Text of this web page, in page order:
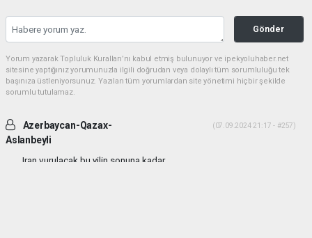
Gönder
Yorum yazarak Topluluk Kuralları’nı kabul etmiş bulunuyor ve ipekyoluhaber.net
sitesine yaptığınız yorumunuzla ilgili doğrudan veya dolaylı tüm sorumluluğu tek
başınıza üstleniyorsunuz. Yazılan tüm yorumlardan site yönetimi hiçbir şekilde
sorumlu tutulamaz.
Azerbaycan-Qazax-
Aslanbeyli
(07.09.2024 21:17 - #257)
Iran vurulacak bu yilin sonuna kadar...